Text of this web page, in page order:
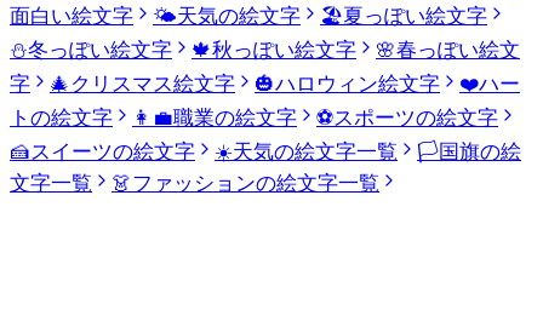
面白い絵文字
🌤️天気の絵文字 🏖️夏っぽい絵文字
⛄冬っぽい絵文字 🍁秋っぽい絵文字 🌸春っぽい絵文
字
🎄 クリスマス絵文字 🎃ハロウィン絵文字 ❤️ハー
トの絵文字
👩‍💼職業の絵文字 ⚽スポーツの絵文字
🍰スイーツの絵文字 ☀️天気の絵文字一覧 🏳️国旗の絵
文字一覧
👗ファッションの絵文字一覧